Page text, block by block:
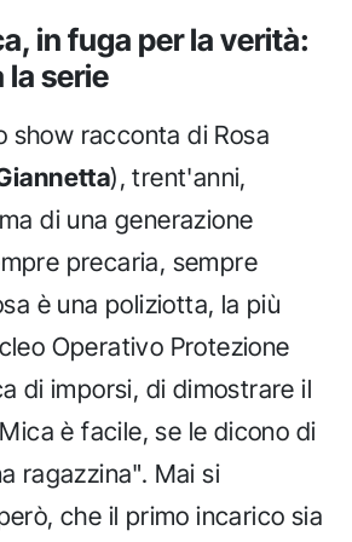
in fuga per la verità:
la serie
show racconta di Rosa
), trent'anni,
di una generazione
precaria, sempre
è una poliziotta, la più
Operativo Protezione
di imporsi, di dimostrare il
è facile, se le dicono di
ragazzina". Mai si
che il primo incarico sia